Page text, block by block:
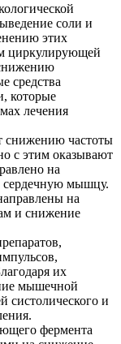
соли и
этих
циркулирующей
средства
которые
лечения
снижению частоты
с этим оказывают
на
сердечную мышцу.
на
и снижение
их
мышечной
систолического и
фермента